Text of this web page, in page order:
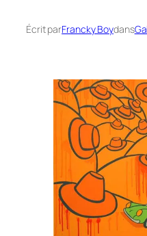
Écrit parFrancky Boydans